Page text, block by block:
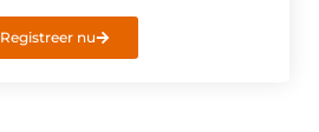
Registreer nu